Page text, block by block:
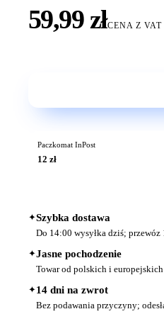
59,99 złCENA Z VAT
Paczkomat InPost
12 zł
✦Szybka dostawa
Do 14:00 wysyłka dziś;
✦Jasne pochodzenie
Towar od polskich i
✦14 dni na zwrot
Bez podawania przyczyny;